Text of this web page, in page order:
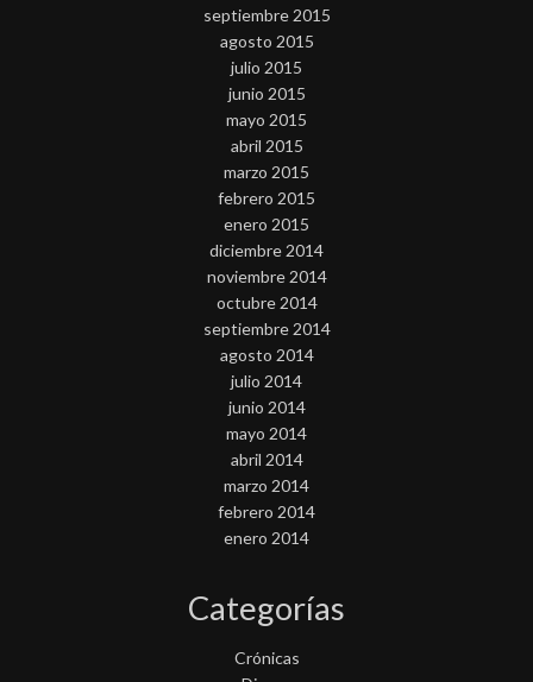
septiembre 2015
agosto 2015
julio 2015
junio 2015
mayo 2015
abril 2015
marzo 2015
febrero 2015
enero 2015
diciembre 2014
noviembre 2014
octubre 2014
septiembre 2014
agosto 2014
julio 2014
junio 2014
mayo 2014
abril 2014
marzo 2014
febrero 2014
enero 2014
Categorías
Crónicas